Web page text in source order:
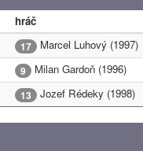
hráč
17
Marcel Luhový (1997)
9
Milan Gardoň (1996)
13 Jozef Rédeky (1998)